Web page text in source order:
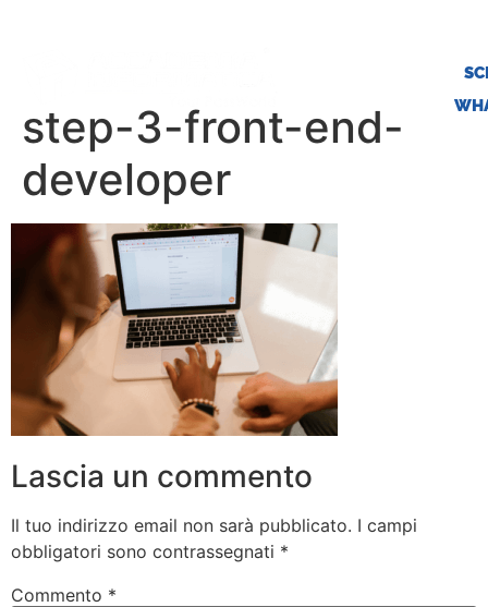
step-3-front-end-
developer
Lascia un commento
Il tuo indirizzo email non sarà pubblicato. I campi
obbligatori sono contrassegnati *
Commento *